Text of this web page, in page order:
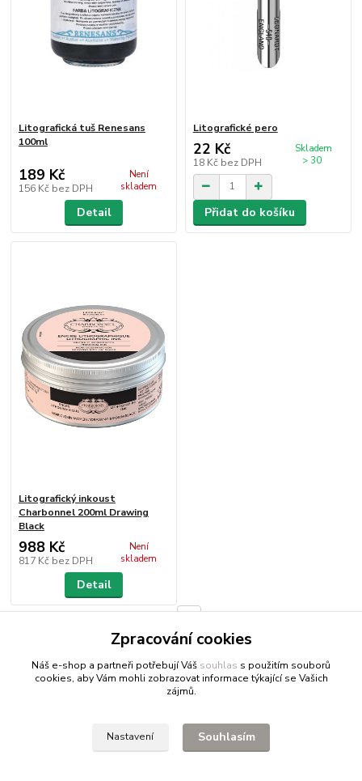
Litografická tuš Renesans
100ml
189 Kč
156 Kč bez DPH
Není
skladem
Detail
Litografické pero
22 Kč
18 Kč bez DPH
Skladem
> 30
Přidat do košíku
Litografický inkoust
Charbonnel 200ml Drawing
Black
988 Kč
817 Kč bez DPH
Není
skladem
Detail
- vše pro fitnessProfitpsa.cz- vše pro psy
Bestgreen.cz
- ječmen a chlorella
Zpracování cookies
Náš e-shop a partneři potřebují Váš souhlas s použitím souborů
cookies, aby Vám mohli zobrazovat informace týkající se Vašich
zájmů.
Nastavení Souhlasím